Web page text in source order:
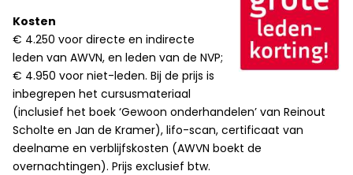
Kosten
€ 4.250 voor directe en indirecte
leden van AWVN, en leden van de NVP;
€ 4.950 voor niet-leden. Bij de prijs is
inbegrepen het cursusmateriaal
(inclusief het boek ‘Gewoon onderhandelen’ van Reinout
Scholte en Jan de Kramer), lifo-scan, certificaat van
deelname en verblijfskosten (AWVN boekt de
overnachtingen). Prijs exclusief btw.